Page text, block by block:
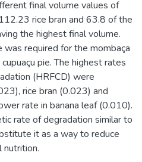
final volume values of
rice bran and 63.8 of the
the highest final volume.
required for the mombaça
pie. The highest rates
(HRFCD) were
rice bran (0.023) and
rate in banana leaf (0.010).
rate of degradation similar to
it as a way to reduce
nutrition.